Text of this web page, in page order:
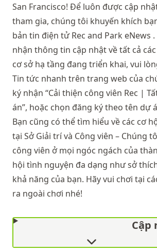
San Francisco! Để luôn được cập
tham gia, chúng tôi khuyến khích
bản tin điện tửRec and Park eNews
nhận thông tin cập nhật về tất cả
cơ sở hạ tầng đang triển khai, vui
Tin tức nhanh trên trang web của
ký nhận “Cải thiện công viên Rec |
án”, hoặc chọn đăng ký theo tên dự
Bạn cũng có thể tìm hiểu về các cơ
tại Sở Giải trí và Công viên – Chúng
công viên ở mọi ngóc ngách của
hội tình nguyện đa dạng như sở
khả năng của bạn. Hãy vui chơi tại
ra ngoài chơi nhé!
Cập